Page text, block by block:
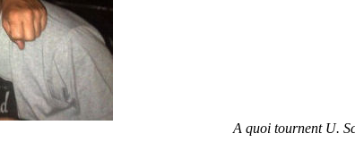
A quoi tournent U.